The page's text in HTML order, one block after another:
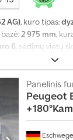
AG), kuro tipas:
2 975 mm,
6, sėdimų vietų
skyriaus plotis:1 921
užraktas,
garantija,
durys,
Eschwege
Panelinis
Peugeot